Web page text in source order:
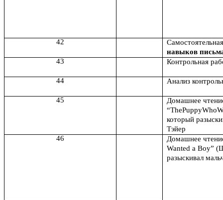
42
навыков
43
Контрольная
44 Анализ
45
Домашнее
который
Тэйер
46
Домашнее
Wanted a Boy”
разыскивал